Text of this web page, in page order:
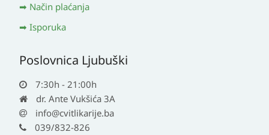
Način plaćanja
Isporuka
Poslovnica Ljubuški
7:30h - 21:00h
dr. Ante Vukšića 3A
info@cvitlikarije.ba
039/832-826